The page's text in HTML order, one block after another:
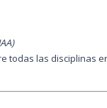
todas las disciplinas